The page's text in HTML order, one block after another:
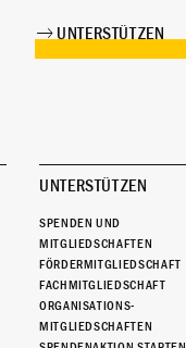
UNTERSTÜTZEN
UNTERSTÜTZEN
SPENDEN UND
MITGLIEDSCHAFTEN
FÖRDERMITGLIEDSCHAFT
FACHMITGLIEDSCHAFT
ORGANISATIONS-
MITGLIEDSCHAFTEN